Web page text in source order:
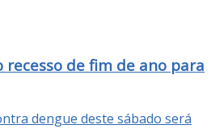
recesso de fim de ano para